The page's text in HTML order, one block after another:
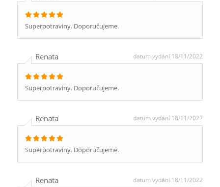
Superpotraviny. Doporučujeme.
Renata datum vydání 18/11/2022
Superpotraviny. Doporučujeme.
Renata datum vydání 18/11/2022
Superpotraviny. Doporučujeme.
Renata datum vydání 18/11/2022